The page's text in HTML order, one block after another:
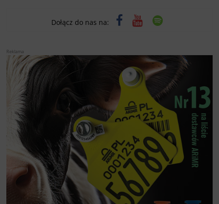
Dołącz do nas na:
Reklama